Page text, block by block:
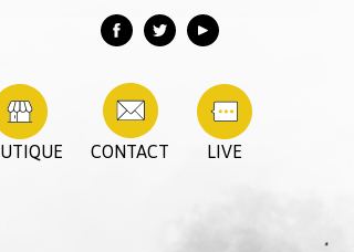
LIVE
CONTACT